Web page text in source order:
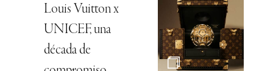
Louis Vuitton x
UNICEF, una
década de